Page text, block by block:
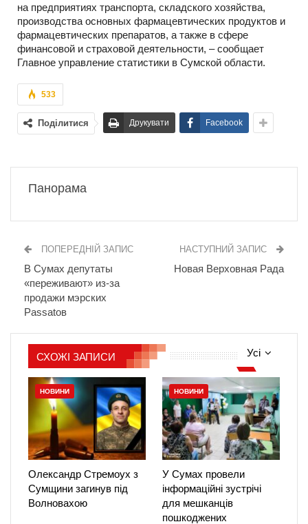
на предприятиях транспорта, складского хозяйства,
производства основных фармацевтических продуктов и
фармацевтических препаратов, а также в сфере
финансовой и страховой деятельности, – сообщает
Главное управление статистики в Сумской области.
533
Поділитися Друкувати Facebook
Панорама
ПОПЕРЕДНІЙ ЗАПИС
В Сумах депутаты
«переживают» из-за
продажи мэрских
Passatов
НАСТУПНИЙ ЗАПИС
Новая Верховная Рада
Усі
СХОЖІ ЗАПИСИ
НОВИНИ
Олександр Стремоух з
Сумщини загинув під
Волновахою
НОВИНИ
У Сумах провели
інформаційні зустрічі
для мешканців
пошкоджених